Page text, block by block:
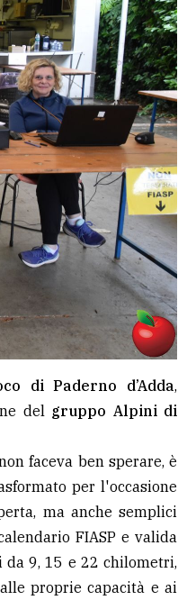
di Paderno d’Adda,
del gruppo Alpini di
faceva ben sperare, è
per l'occasione
ma anche semplici
FIASP e valida
da 9, 15 e 22 chilometri,
proprie capacità e ai